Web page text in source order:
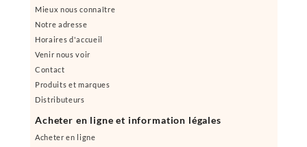
Mieux nous connaître
Notre adresse
Horaires d'accueil
Venir nous voir
Contact
Produits et marques
Distributeurs
Acheter en ligne et information légales
Acheter en ligne